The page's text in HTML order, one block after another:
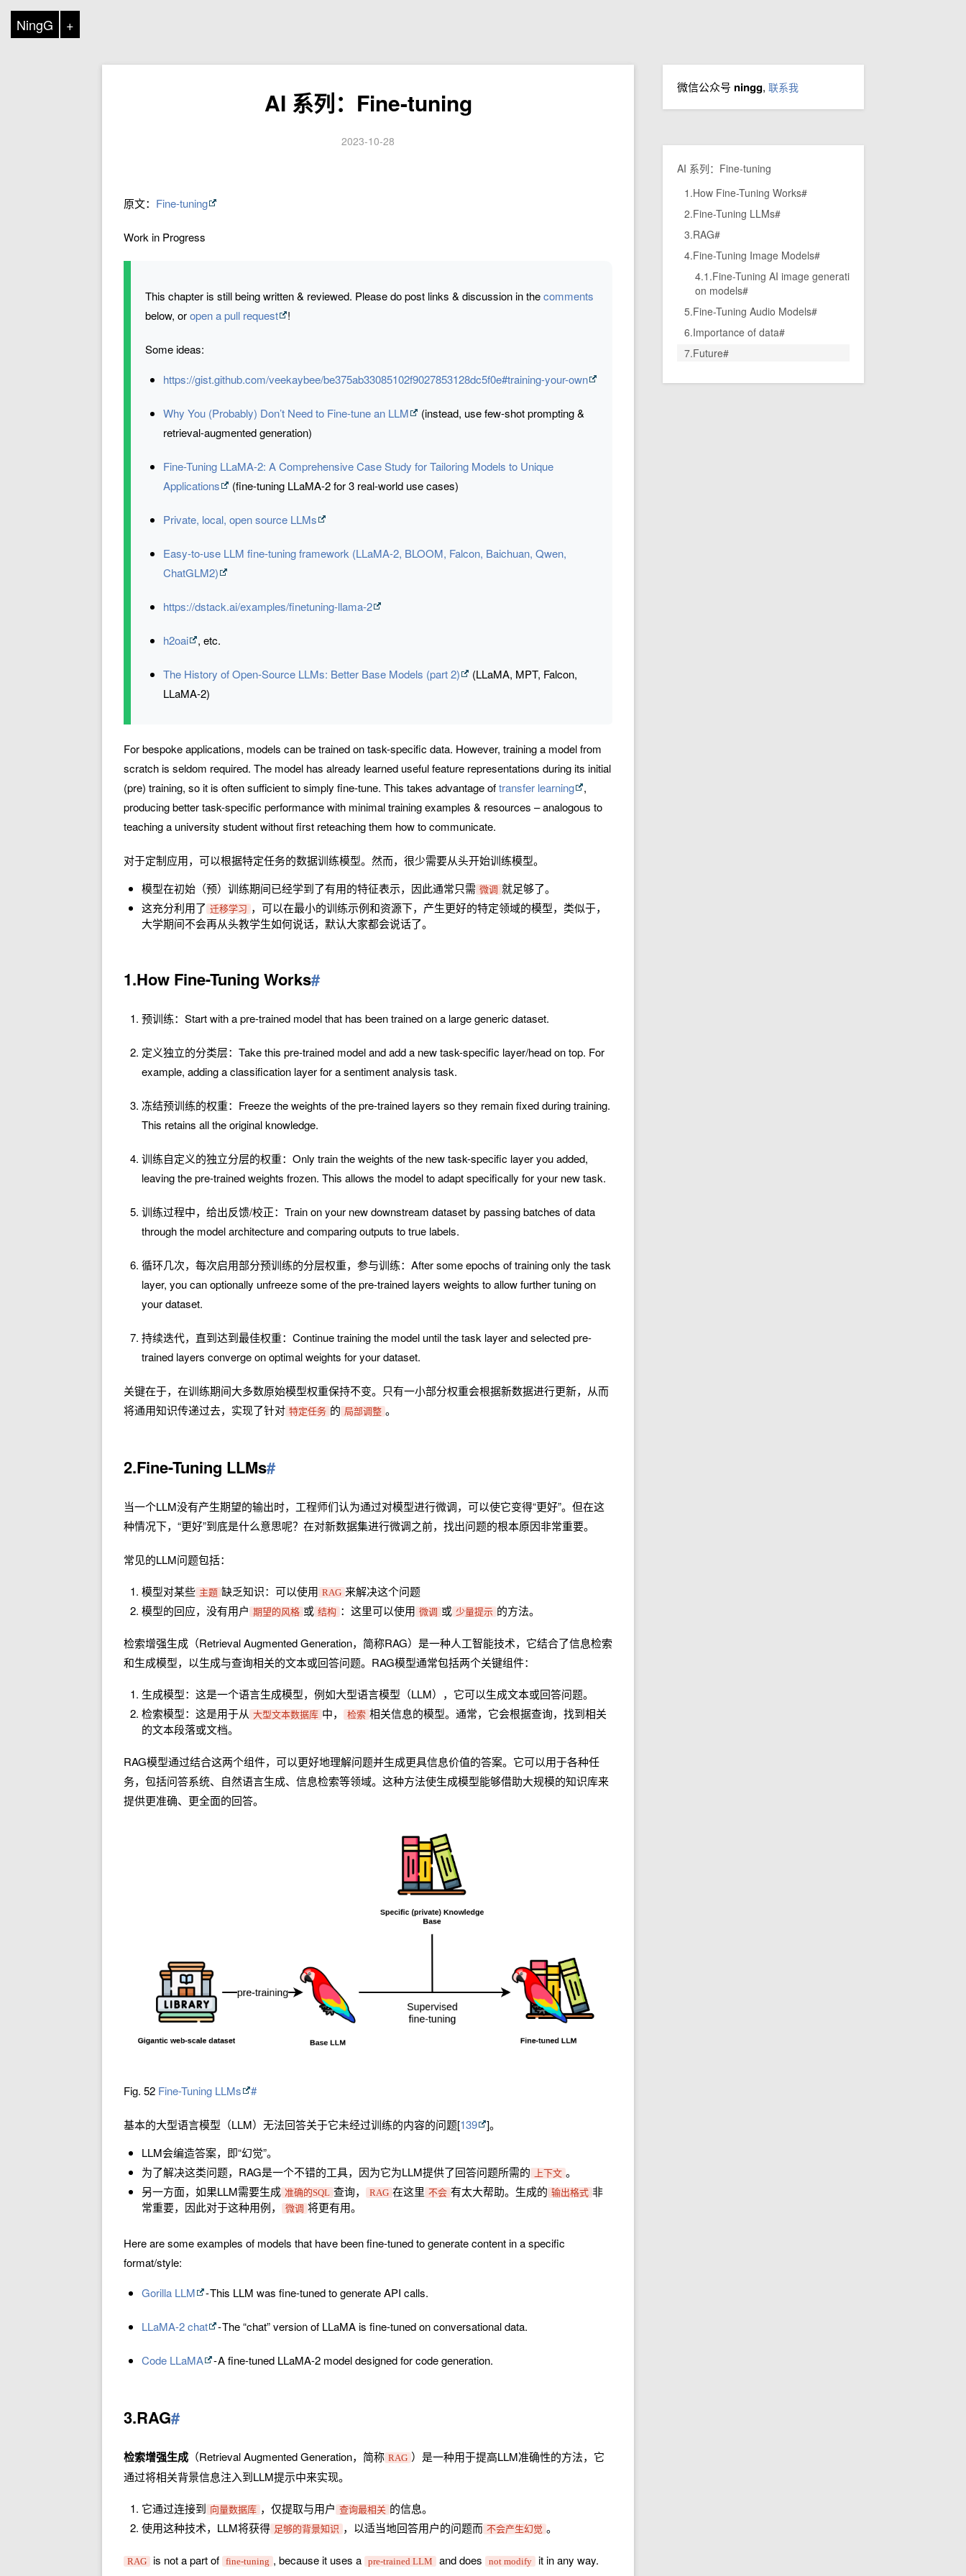
NingG +
AI 系列：Fine-tuning
2023-10-28
原文： Fine-tuning
Work in Progress
This chapter is still being written & reviewed. Please do post links & discussion in thecomments
below, oropen a pull request !
Some ideas:
https://gist.github.com/veekaybee/be375ab33085102f9027853128dc5f0e#training-your-own
Why You (Probably) Don’t Need to Fine-tune an LLM
(instead, use few-shot prompting &
retrieval-augmented generation)
Fine-Tuning LLaMA-2: A Comprehensive Case Study for Tailoring Models to Unique
Applications
(fine-tuning LLaMA-2 for 3 real-world use cases)
Private, local, open source LLMs
Easy-to-use LLM fine-tuning framework (LLaMA-2, BLOOM, Falcon, Baichuan, Qwen,
ChatGLM2)
https://dstack.ai/examples/finetuning-llama-2
h2oai , etc.
The History of Open-Source LLMs: Better Base Models (part 2)
(LLaMA, MPT, Falcon,
LLaMA-2)
For bespoke applications, models can be trained on task-specific data. However, training a model from
scratch is seldom required. The model has already learned useful feature representations during its initial
(pre) training, so it is often sufficient to simply fine-tune. This takes advantage oftransfer learning
,
producing better task-specific performance with minimal training examples & resources – analogous to
teaching a university student without first reteaching them how to communicate.
对于定制应用，可以根据特定任务的数据训练模型。然而，很少需要从头开始训练模型。
模型在初始（预）训练期间已经学到了有用的特征表示，因此通常只需 微调 就足够了。
这充分利用了 迁移学习 ，可以在最小的训练示例和资源下，产生更好的特定领域的模型，类似于，
大学期间不会再从头教学生如何说话，默认大家都会说话了。
1.How Fine-Tuning Works#
预训练：Start with a pre-trained model that has been trained on a large generic dataset.
定义独立的分类层：Take this pre-trained model and add a new task-specific layer/head on top. For
example, adding a classification layer for a sentiment analysis task.
冻结预训练的权重：Freeze the weights of the pre-trained layers so they remain fixed during training.
This retains all the original knowledge.
训练自定义的独立分层的权重：Only train the weights of the new task-specific layer you added,
leaving the pre-trained weights frozen. This allows the model to adapt specifically for your new task.
训练过程中，给出反馈/校正：Train on your new downstream dataset by passing batches of data
through the model architecture and comparing outputs to true labels.
循环几次，每次启用部分预训练的分层权重，参与训练：After some epochs of training only the task
layer, you can optionally unfreeze some of the pre-trained layers weights to allow further tuning on
your dataset.
持续迭代，直到达到最佳权重：Continue training the model until the task layer and selected pre-
trained layers converge on optimal weights for your dataset.
关键在于，在训练期间大多数原始模型权重保持不变。只有一小部分权重会根据新数据进行更新，从而
将通用知识传递过去，实现了针对 特定任务 的 局部调整 。
2.Fine-Tuning LLMs#
当一个LLM没有产生期望的输出时，工程师们认为通过对模型进行微调，可以使它变得“更好”。但在这
种情况下，“更好”到底是什么意思呢？在对新数据集进行微调之前，找出问题的根本原因非常重要。
常见的LLM问题包括：
模型对某些 主题 缺乏知识：可以使用 RAG 来解决这个问题
模型的回应，没有用户 期望的风格 或 结构 ：这里可以使用 微调 或 少量提示 的方法。
检索增强生成（Retrieval Augmented Generation，简称RAG）是一种人工智能技术，它结合了信息检索
和生成模型，以生成与查询相关的文本或回答问题。RAG模型通常包括两个关键组件：
生成模型：这是一个语言生成模型，例如大型语言模型（LLM），它可以生成文本或回答问题。
检索模型：这是用于从 大型文本数据库 中， 检索 相关信息的模型。通常，它会根据查询，找到相关
的文本段落或文档。
RAG模型通过结合这两个组件，可以更好地理解问题并生成更具信息价值的答案。它可以用于各种任
务，包括问答系统、自然语言生成、信息检索等领域。这种方法使生成模型能够借助大规模的知识库来
提供更准确、更全面的回答。
Fig. 52 Fine-Tuning LLMs #
基本的大型语言模型（LLM）无法回答关于它未经过训练的内容的问题[139
]。
LLM会编造答案，即“幻觉”。
为了解决这类问题，RAG是一个不错的工具，因为它为LLM提供了回答问题所需的
上下文 。
另一方面，如果LLM需要生成 准确的SQL 查询， RAG 在这里 不会 有太大帮助。生成的 输出格式 非
常重要，因此对于这种用例，
微调 将更有用。
Here are some examples of models that have been fine-tuned to generate content in a specific
format/style:
Gorilla LLM
- This LLM was fine-tuned to generate API calls.
LLaMA-2 chat - The “chat” version of LLaMA is fine-tuned on conversational data.
Code LLaMA - A fine-tuned LLaMA-2 model designed for code generation.
3.RAG#
检索增强生成 （Retrieval Augmented Generation，简称 RAG ）是一种用于提高LLM准确性的方法，它
通过将相关背景信息注入到LLM提示中来实现。
它通过连接到 向量数据库 ，仅提取与用户 查询最相关 的信息。
使用这种技术，LLM将获得 足够的背景知识 ，以适当地回答用户的问题而 不会产生幻觉 。
RAG is not a part of fine-tuning , because it uses a pre-trained LLM and does not modify it in any way.
微信公众号 ningg, 联系我
AI 系列：Fine-tuning
1.How Fine-Tuning Works#
2.Fine-Tuning LLMs#
3.RAG#
4.Fine-Tuning Image Models#
4.1.Fine-Tuning AI image generati
on models#
5.Fine-Tuning Audio Models#
6.Importance of data#
7.Future#